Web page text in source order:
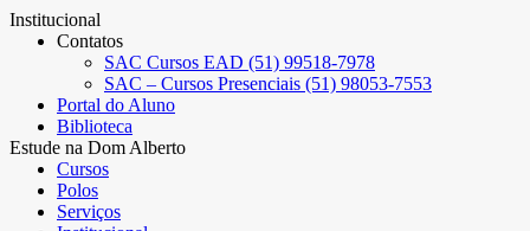
Institucional
Contatos
SAC Cursos EAD (51) 99518-7978
SAC – Cursos Presenciais (51) 98053-7553
Portal do Aluno
Biblioteca
Estude na Dom Alberto
Cursos
Polos
Serviços